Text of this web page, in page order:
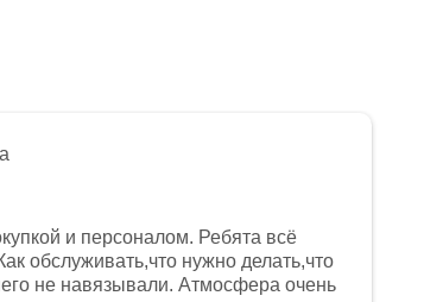
и персоналом. Ребята всё
обслуживать,что нужно делать,что
не навязывали. Атмосфера очень